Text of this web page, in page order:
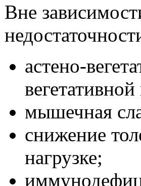
Вне
астено-
мышечная
снижение
нагрузке;